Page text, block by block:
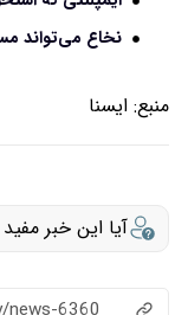
نخاع می‌تواند
منبع: ايسنا
آیا این خبر